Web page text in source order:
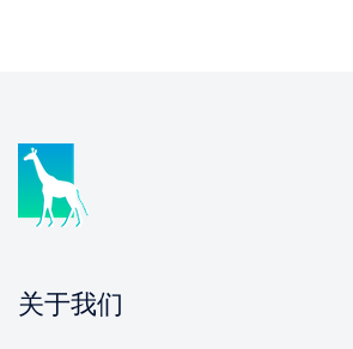
关于我们